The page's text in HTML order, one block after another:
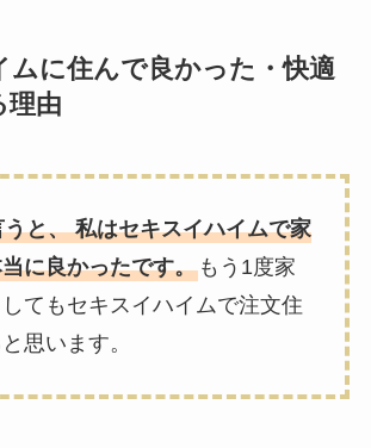
ムに住んで良かった・快適
理由
と、 私はセキスイハイムで家
に良かったです。もう1度家
てもセキスイハイムで注文住
思います。